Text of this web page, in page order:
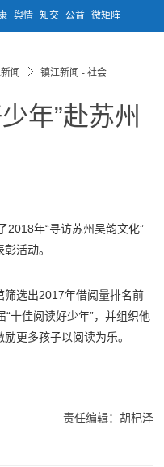
舆情 知交 公益 微矩阵
闻 镇江新闻 - 社会
年”赴苏州
2018年“寻访苏州吴韵文化”
活动。
筛选出2017年借阅量排名前
十佳阅读好少年”，并组织他
更多孩子以阅读为乐。
责任编辑：胡杞泽